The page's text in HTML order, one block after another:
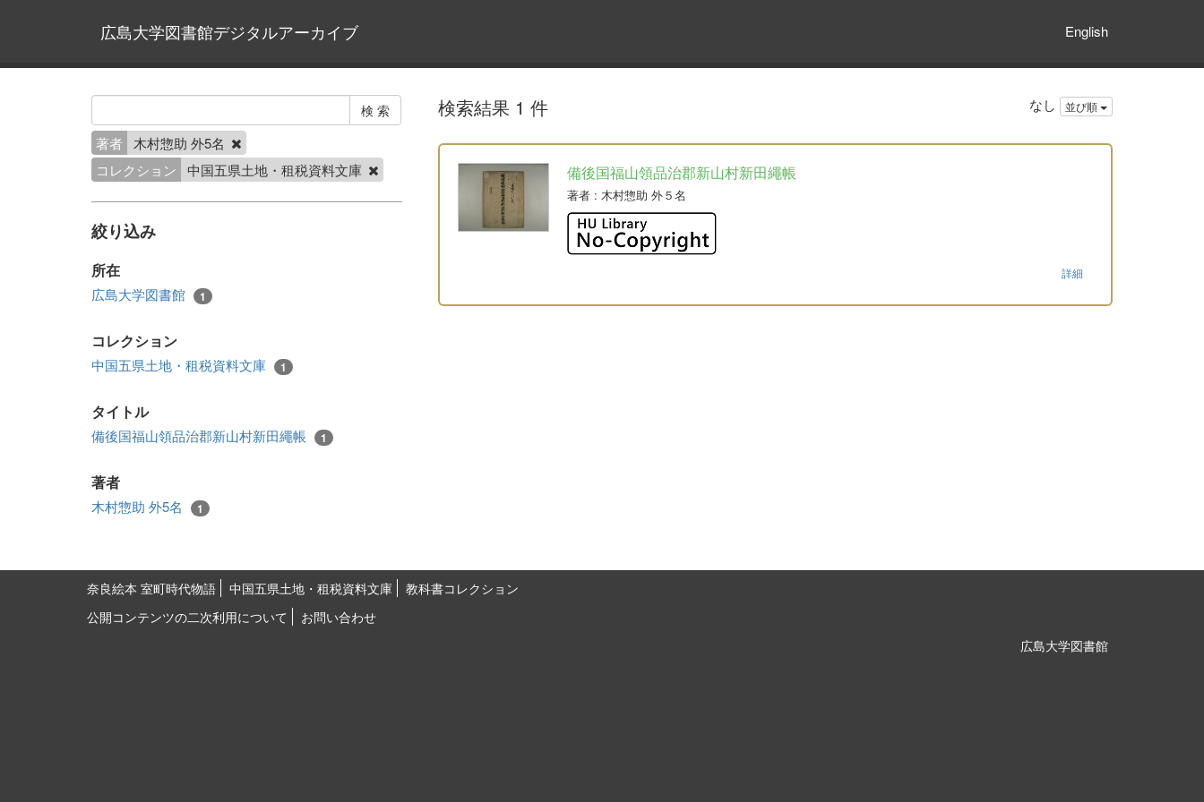
広島大学図書館デジタルアーカイブ English
著者
木村惣助 外5名
コレクション
中国五県土地・租税資料文庫
絞り込み
所在
広島大学図書館 1
コレクション
中国五県土地・租税資料文庫 1
タイトル
備後国福山領品治郡新山村新田繩帳 1
著者
木村惣助 外5名 1
検索結果 1 件 なし 並び順
備後国福山領品治郡新山村新田繩帳
著者: 木村惣助 外５名
詳細
奈良絵本 室町時代物語 中国五県土地・租税資料文庫
教科書コレクション
公開コンテンツの二次利用について
お問い合わせ
広島大学図書館